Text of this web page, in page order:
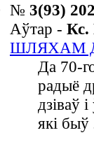
№ 3(93)
Аўтар -
ШЛЯХАМ
Да 70-
радыё
дзіваў
які быў